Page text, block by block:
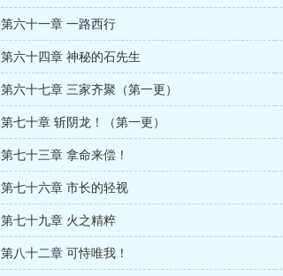
第六十一章 一路西行
第六十四章 神秘的石先生
第六十七章 三家齐聚（第一更）
第七十章 斩阴龙！（第一更）
第七十三章 拿命来偿！
第七十六章 市长的轻视
第七十九章 火之精粹
第八十二章 可恃唯我！